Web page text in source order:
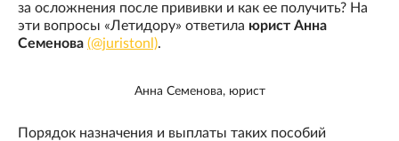
за осложнения после прививки и как ее получить? На
эти вопросы «Летидору» ответила юрист Анна
Семенова (@juristonl).
Анна Семенова, юрист
Порядок назначения и выплаты таких пособий